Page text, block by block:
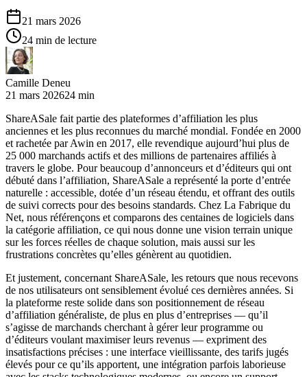
21 mars 2026
24 min de lecture
Camille Deneu
21 mars 202624 min
ShareASale fait partie des plateformes d’affiliation les plus
anciennes et les plus reconnues du marché mondial. Fondée en 2000
et rachetée par Awin en 2017, elle revendique aujourd’hui plus de
25 000 marchands actifs et des millions de partenaires affiliés à
travers le globe. Pour beaucoup d’annonceurs et d’éditeurs qui ont
débuté dans l’affiliation, ShareASale a représenté la porte d’entrée
naturelle : accessible, dotée d’un réseau étendu, et offrant des outils
de suivi corrects pour des besoins standards. Chez La Fabrique du
Net, nous référençons et comparons des centaines de logiciels dans
la catégorie affiliation, ce qui nous donne une vision terrain unique
sur les forces réelles de chaque solution, mais aussi sur les
frustrations concrètes qu’elles génèrent au quotidien.
Et justement, concernant ShareASale, les retours que nous recevons
de nos utilisateurs ont sensiblement évolué ces dernières années. Si
la plateforme reste solide dans son positionnement de réseau
d’affiliation généraliste, de plus en plus d’entreprises — qu’il
s’agisse de marchands cherchant à gérer leur programme ou
d’éditeurs voulant maximiser leurs revenus — expriment des
insatisfactions précises : une interface vieillissante, des tarifs jugés
élevés pour ce qu’ils apportent, une intégration parfois laborieuse